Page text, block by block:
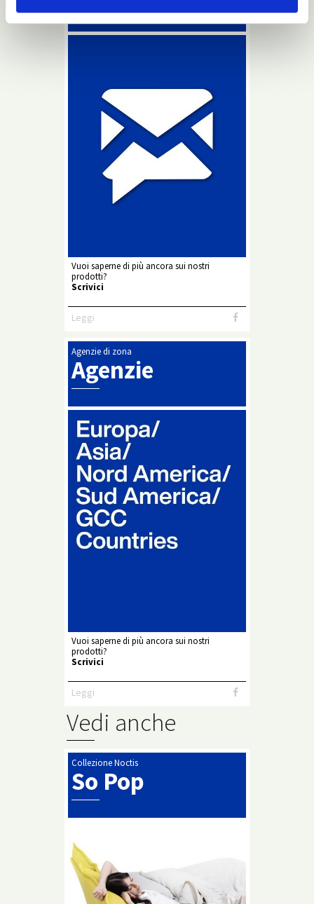
Vuoi saperne di più ancora sui nostri
prodotti?
Scrivici
Leggi
Agenzie di zona
Agenzie
Vuoi saperne di più ancora sui nostri
prodotti?
Scrivici
Leggi
Vedi anche
Collezione Noctis
So Pop